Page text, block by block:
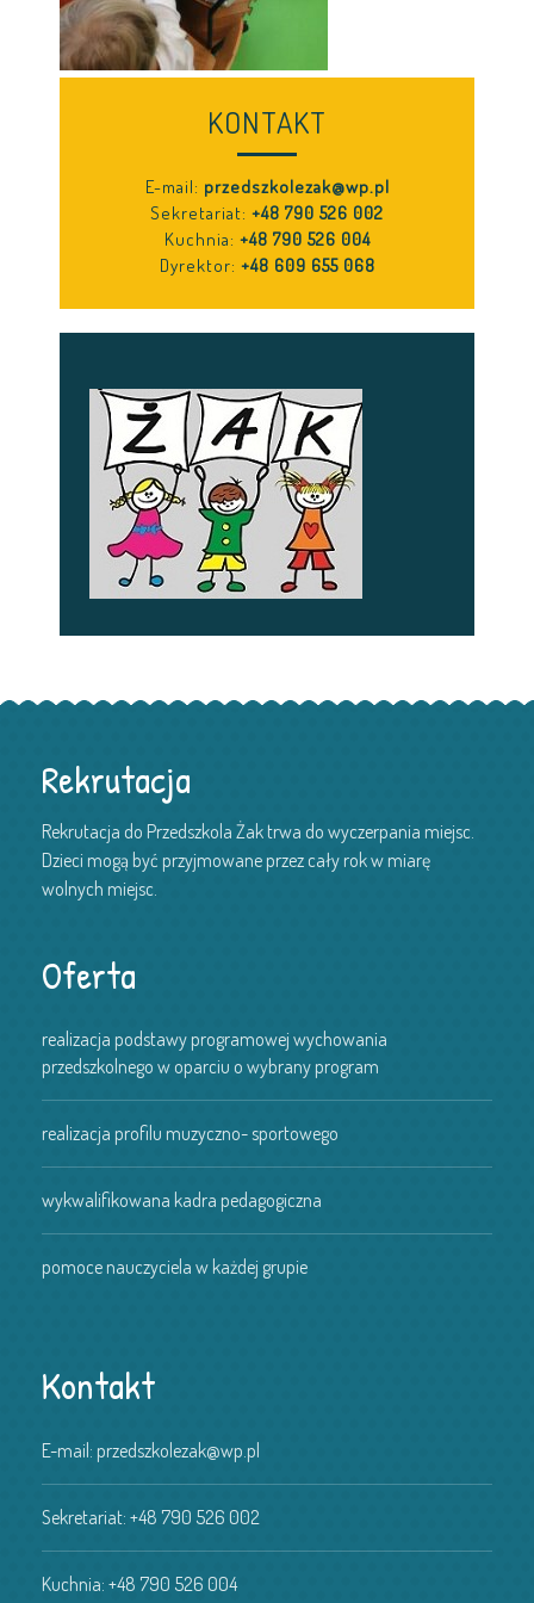
KONTAKT
E-mail: przedszkolezak@wp.pl
Sekretariat: +48 790 526 002
Kuchnia: +48 790 526 004
Dyrektor: +48 609 655 068
Rekrutacja
Rekrutacja do Przedszkola Żak trwa do wyczerpania miejsc.
Dzieci mogą być przyjmowane przez cały rok w miarę
wolnych miejsc.
Oferta
realizacja podstawy programowej wychowania
przedszkolnego w oparciu o wybrany program
realizacja profilu muzyczno- sportowego
wykwalifikowana kadra pedagogiczna
pomoce nauczyciela w każdej grupie
Kontakt
E-mail: przedszkolezak@wp.pl
Sekretariat:+48 790 526 002
Kuchnia:+48 790 526 004